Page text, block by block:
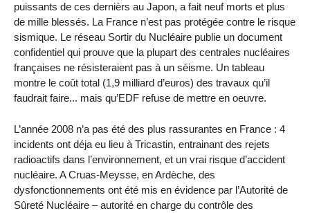
puissants de ces dernièrs au Japon, a fait neuf morts et plus
de mille blessés. La France n’est pas protégée contre le risque
sismique. Le réseau Sortir du Nucléaire publie un document
confidentiel qui prouve que la plupart des centrales nucléaires
françaises ne résisteraient pas à un séisme. Un tableau
montre le coût total (1,9 milliard d’euros) des travaux qu’il
faudrait faire... mais qu’EDF refuse de mettre en oeuvre.
L’année 2008 n’a pas été des plus rassurantes en France : 4
incidents ont déja eu lieu à Tricastin, entrainant des rejets
radioactifs dans l’environnement, et un vrai risque d’accident
nucléaire. A Cruas-Meysse, en Ardèche, des
dysfonctionnements ont été mis en évidence par l’Autorité de
Sûreté Nucléaire – autorité en charge du contrôle des